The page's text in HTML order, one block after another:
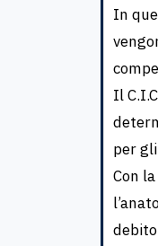
In
Il
per
Con